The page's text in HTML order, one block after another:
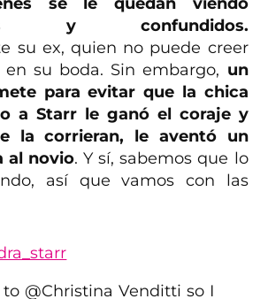
y confundidos.
su ex, quien no puede creer
su boda. Sin embargo, un
para evitar que la chica
a Starr le ganó el coraje y
la corrieran, le aventó un
al novio. Y sí, sabemos que lo
así que vamos con las
@Christina Venditti so I